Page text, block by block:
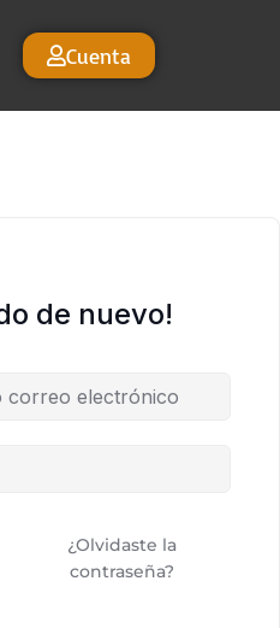
Cuenta
de nuevo!
¿Olvidaste la
contraseña?